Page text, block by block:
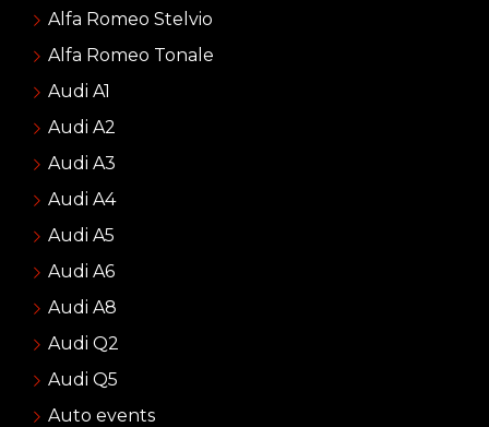
Alfa Romeo Stelvio
Alfa Romeo Tonale
Audi A1
Audi A2
Audi A3
Audi A4
Audi A5
Audi A6
Audi A8
Audi Q2
Audi Q5
Auto events